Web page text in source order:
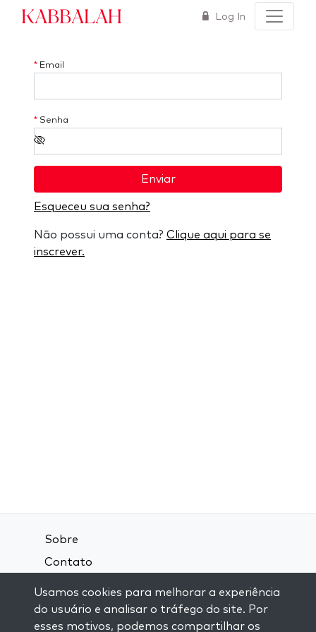
Kabbalah Log In
* Email
* Senha
Enviar
Esqueceu sua senha?
Não possui uma conta? Clique aqui para se
inscrever.
Sobre
Contato
Política de Privacidade
Usamos cookies para melhorar a experiência
do usuário e analisar o tráfego do site. Por
esses motivos, podemos compartilhar os